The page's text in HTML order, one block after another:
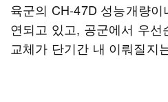
육군의 CH-47D 성능개량
연되고 있고, 공군에서 우
교체가 단기간 내 이뤄질지